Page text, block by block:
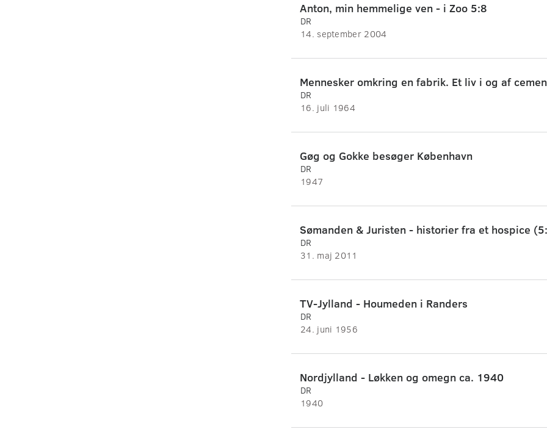
Anton, min hemmelige ven - i Zoo 5:8
DR
14. september 2004
Mennesker omkring en fabrik. Et liv i og af
DR
16. juli 1964
Gøg og Gokke besøger København
DR
1947
Sømanden & Juristen - historier fra et hospice
DR
31. maj 2011
TV-Jylland - Houmeden i Randers
DR
24. juni 1956
Nordjylland - Løkken og omegn ca. 1940
DR
1940